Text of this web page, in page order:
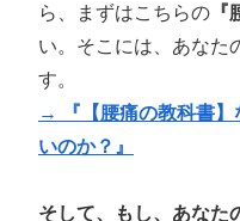
ら、まずはこちらの
い。そこには、あなた
す。
→
『【腰痛の教科書
いのか？』
そして、もし、あなた